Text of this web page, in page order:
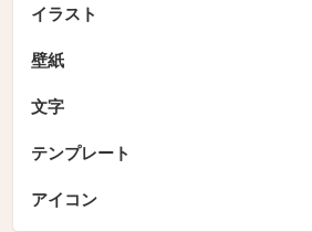
イラスト
壁紙
文字
テンプレート
アイコン